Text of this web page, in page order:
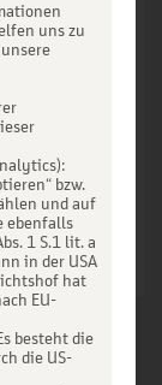
uns zu
bzw.
und auf
ebenfalls
1 S.1 lit. a
in der USA
hat
EU-
besteht die
die US-